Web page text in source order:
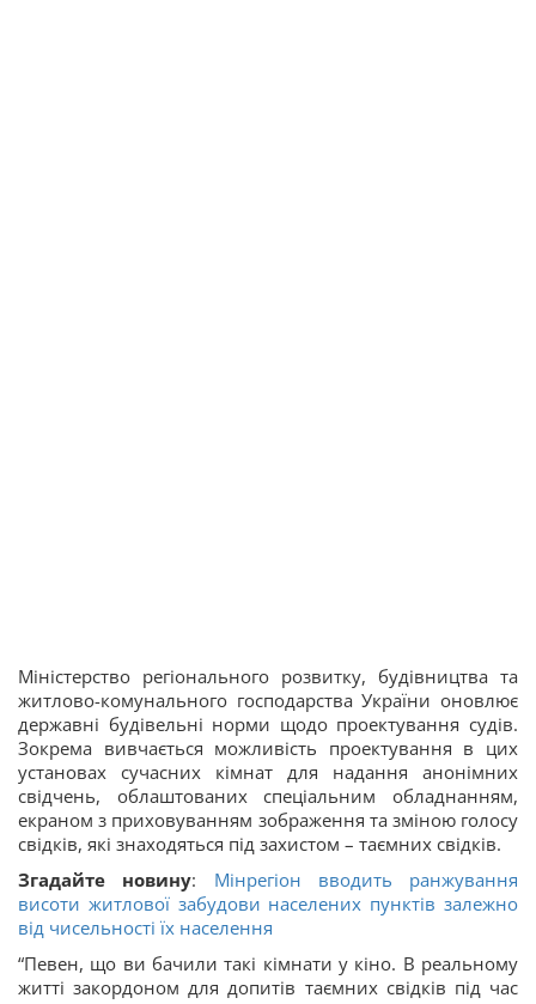
Міністерство регіонального розвитку, будівництва та
житлово-комунального господарства України оновлює
державні будівельні норми щодо проектування судів.
Зокрема вивчається можливість проектування в цих
установах сучасних кімнат для надання анонімних
свідчень, облаштованих спеціальним обладнанням,
екраном з приховуванням зображення та зміною голосу
свідків, які знаходяться під захистом – таємних свідків.
Згадайте новину: Мінрегіон вводить ранжування
висоти житлової забудови населених пунктів залежно
від чисельності їх населення
“Певен, що ви бачили такі кімнати у кіно. В реальному
житті закордоном для допитів таємних свідків під час